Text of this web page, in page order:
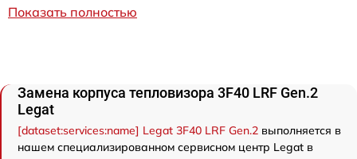
Показать полностью
Замена корпуса тепловизора 3F40 LRF Gen.2
Legat
[dataset:services:name] Legat 3F40 LRF Gen.2 выполняется в
нашем специализированном сервисном центр Legat в